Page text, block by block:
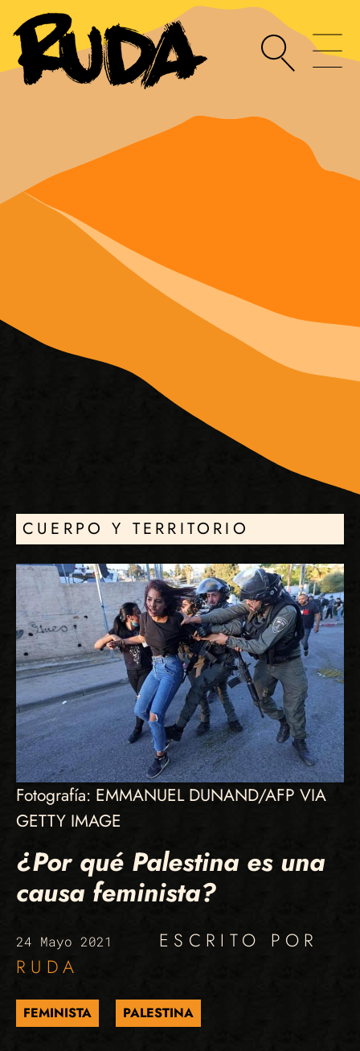
CUERPO Y TERRITORIO
Fotografía: EMMANUEL DUNAND/AFP VIA
GETTY IMAGE
¿Por qué Palestina es una
causa feminista?
24 Mayo 2021
ESCRITO POR
RUDA
FEMINISTA PALESTINA